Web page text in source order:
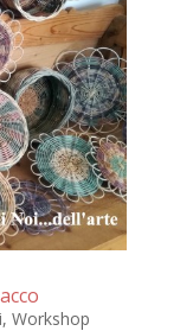
, Workshop